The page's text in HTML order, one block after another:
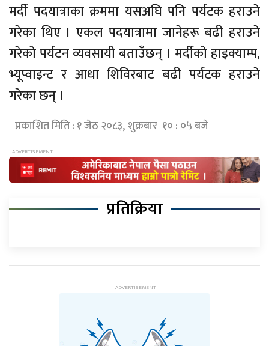
मर्दी पदयात्राका क्रममा यसअघि पनि पर्यटक हराउने
गरेका थिए । एकल पदयात्रामा जानेहरू बढी हराउने
गरेको पर्यटन व्यवसायी बताउँछन् । मर्दीको हाइक्याम्प,
भ्यूप्वाइन्ट र आधा शिविरबाट बढी पर्यटक हराउने
गरेका छन् ।
प्रकाशित मिति : १ जेठ २०८३, शुक्रबार १० : ०५ बजे
प्रतिक्रिया